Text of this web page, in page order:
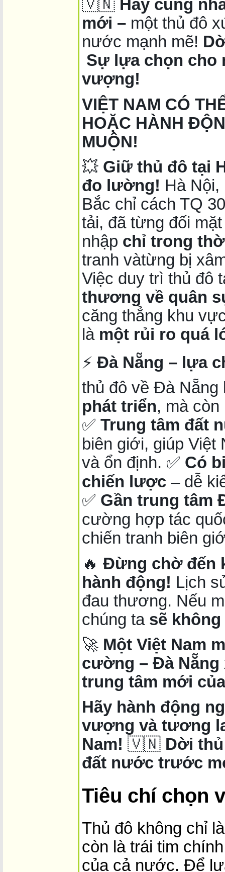
🇻🇳 Hãy cùng
mới – một thủ đô
nước mạnh mẽ!
Sự lựa chọn cho
vượng!
VIỆT NAM CÓ
HOẶC HÀNH
MUỘN!
💥 Giữ thủ đô tại
đo lường! Hà
Bắc chỉ cách TQ
tải, đã từng đối
nhập chỉ trong
tranh vàtừng bị
Việc duy trì thủ đô
thương về quân
căng thẳng khu
là một rủi ro quá
⚡ Đà Nẵng – lựa
thủ đô về Đà
phát triển, mà
✅ Trung tâm đất
biên giới, giúp Việt
và ổn định. ✅ Có
chiến lược – dễ
✅ Gần trung tâm
cường hợp tác
chiến tranh biên
🔥 Đừng chờ đến
hành động! Lịch
đau thương. Nếu
chúng ta sẽ
🚀 Một Việt Nam
cường – Đà
trung tâm mới
Hãy hành động
vượng và tương
Nam! 🇻🇳 Dời
đất nước trước
Tiêu chí chọn
Thủ đô không chỉ
còn là trái tim
của cả nước. Để